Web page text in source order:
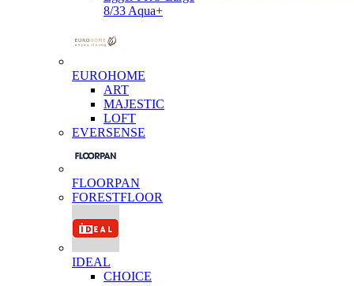
8/33 Aqua+
EUROHOME
ART
MAJESTIC
LOFT
EVERSENSE
FLOORPAN
FORESTFLOOR
IDEAL
CHOICE